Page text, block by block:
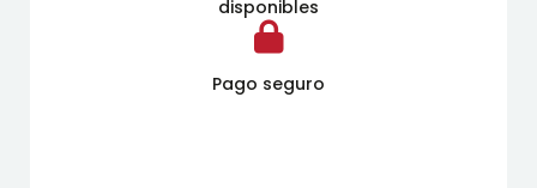
disponibles
Pago seguro